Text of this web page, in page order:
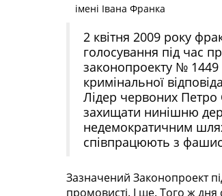
імені Івана Франка
2 квітня 2009 року
голосування під час
законопроекту №
кримінальної
Лідер червоних
захищати ни­ніш­ню
недемократичним
співпрацюють з
Зазначений Законопроект
промовисті. І ще. Того ж